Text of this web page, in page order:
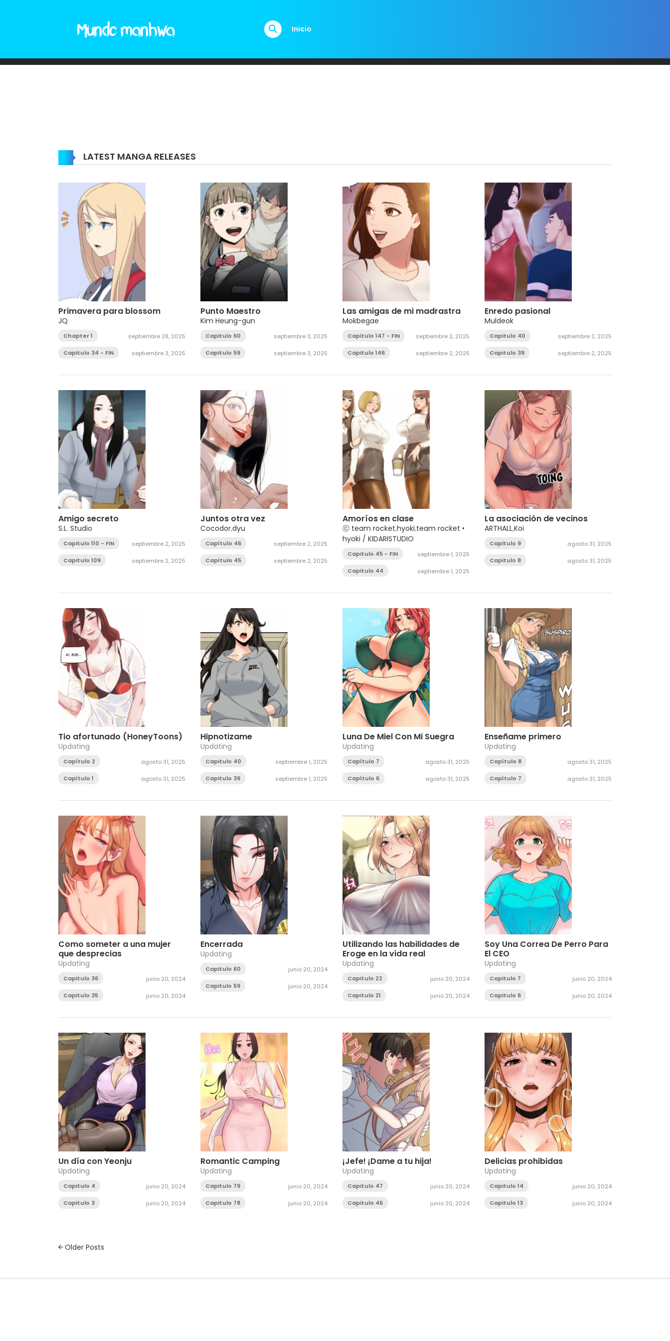
Inicio
LATEST MANGA RELEASES
Primavera para blossom
JQ
Chapter 1 septiembre 28, 2025
Capitulo 34 - FIN septiembre 3, 2025
Punto Maestro
Kim Heung-gun
Capitulo 60 septiembre 3, 2025
Capitulo 59 septiembre 3, 2025
Las amigas de mi madrastra
Mokbegae
Capitulo 147 - FIN septiembre 2, 2025
Capitulo 146 septiembre 2, 2025
Enredo pasional
Muldeok
Capitulo 40 septiembre 2, 2025
Capitulo 39 septiembre 2, 2025
Amigo secreto
S.L. Studio
Capitulo 110 - FIN septiembre 2, 2025
Capitulo 109 septiembre 2, 2025
Juntos otra vez
Cocodor,dyu
Capítulo 46 septiembre 2, 2025
Capítulo 45 septiembre 2, 2025
Amoríos en clase
ⓒ team rocket,hyoki,team rocket •
hyoki / KIDARISTUDIO
Capitulo 45 - FIN septiembre 1, 2025
Capitulo 44 septiembre 1, 2025
La asociación de vecinos
ARTHALL,Koi
Capitulo 9 agosto 31, 2025
Capitulo 8 agosto 31, 2025
Tio afortunado (HoneyToons)
Updating
Capítulo 2 agosto 31, 2025
Capítulo 1 agosto 31, 2025
Hipnotizame
Updating
Capitulo 40 septiembre 1, 2025
Capitulo 39 septiembre 1, 2025
Luna De Miel Con Mi Suegra
Updating
Capítulo 7 agosto 31, 2025
Capítulo 6 agosto 31, 2025
Enseñame primero
Updating
Capítulo 8 agosto 31, 2025
Capítulo 7 agosto 31, 2025
Como someter a una mujer
que desprecias
Updating
Capitulo 36 junio 20, 2024
Capitulo 35 junio 20, 2024
Encerrada
Updating
Capitulo 60 junio 20, 2024
Capitulo 59 junio 20, 2024
Utilizando las habilidades de
Eroge en la vida real
Updating
Capitulo 22 junio 20, 2024
Capitulo 21 junio 20, 2024
Soy Una Correa De Perro Para
El CEO
Updating
Capitulo 7 junio 20, 2024
Capitulo 6 junio 20, 2024
Un día con Yeonju
Updating
Capitulo 4 junio 20, 2024
Capitulo 3 junio 20, 2024
Romantic Camping
Updating
Capitulo 79 junio 20, 2024
Capitulo 78 junio 20, 2024
¡Jefe! ¡Dame a tu hija!
Updating
Capitulo 47 junio 20, 2024
Capitulo 46 junio 20, 2024
Delicias prohibidas
Updating
Capitulo 14 junio 20, 2024
Capitulo 13 junio 20, 2024
Posts
Older Posts